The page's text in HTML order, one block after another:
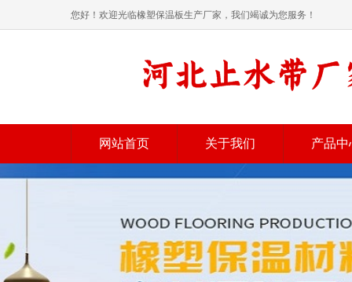
您好！欢迎光临橡塑保温板生产厂家，我们竭诚为您服务！
网站首页 关于我们 产品中